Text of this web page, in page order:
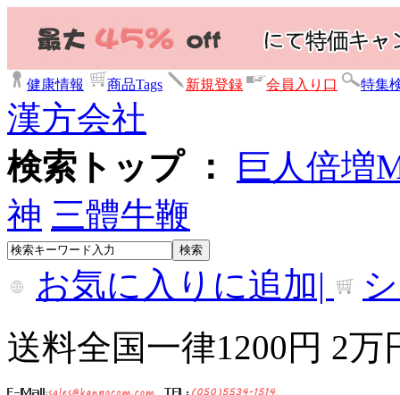
健康情報 商品Tags 新規登録 会員入り口 特集
漢方会社
検索トップ ：
巨人倍増
神 三體牛鞭
お気に入りに追加|
送料全国一律1200円 2